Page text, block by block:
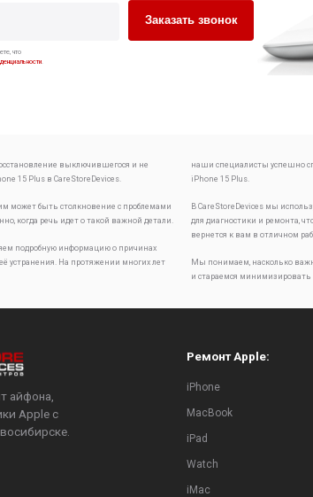
Заказать звонок
что
.
выключившегося и не
15 Plus в CareStoreDevices.
может быть столкновение с проблемами
когда речь идет о такой важной детали.
подробную информацию о причинах
устранения. На протяжении многих лет
наши специалисты успешно
iPhone 15 Plus.
В CareStoreDevices мы
для диагностики и ремонта,
вернется к вам в отличном
Мы понимаем, насколько
и стараемся минимизировать
айфона,
Apple с
Ремонт Apple:
iPhone
MacBook
iPad
Watch
iMac